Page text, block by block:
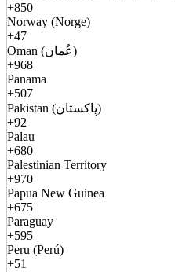
+850
Norway (Norge)
+47
Oman (عُمان)
+968
Panama
+507
Pakistan (پاکستان)
+92
Palau
+680
Palestinian Territory
+970
Papua New Guinea
+675
Paraguay
+595
Peru (Perú)
+51